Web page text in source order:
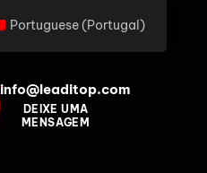
info@leaditop.com
DEIXE UMA
MENSAGEM
Portuguese (Portugal)